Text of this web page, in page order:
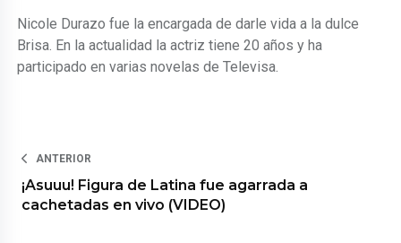
Nicole Durazo fue la encargada de darle vida a la dulce
Brisa. En la actualidad la actriz tiene 20 años y ha
participado en varias novelas de Televisa.
ANTERIOR
¡Asuuu! Figura de Latina fue agarrada a
cachetadas en vivo (VIDEO)